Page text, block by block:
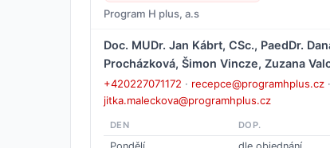
Program H plus, a.s
Doc. MUDr. Jan Kábrt, CSc., PaedDr.
Procházková, Šimon Vincze, Zuzana
+420227071172 · recepce@programhplus.cz ·
jitka.maleckova@programhplus.cz
DEN DOP.